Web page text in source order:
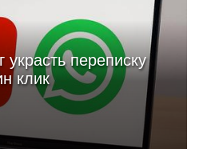
переписку
клик